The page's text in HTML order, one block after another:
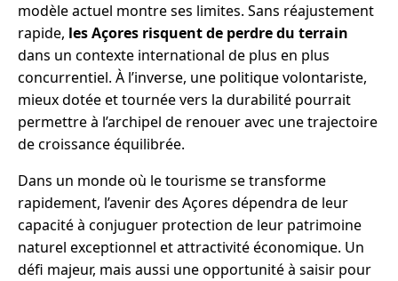
modèle actuel montre ses limites. Sans réajustement
rapide, les Açores risquent de perdre du terrain
dans un contexte international de plus en plus
concurrentiel. À l’inverse, une politique volontariste,
mieux dotée et tournée vers la durabilité pourrait
permettre à l’archipel de renouer avec une trajectoire
de croissance équilibrée.
Dans un monde où le tourisme se transforme
rapidement, l’avenir des Açores dépendra de leur
capacité à conjuguer protection de leur patrimoine
naturel exceptionnel et attractivité économique. Un
défi majeur, mais aussi une opportunité à saisir pour